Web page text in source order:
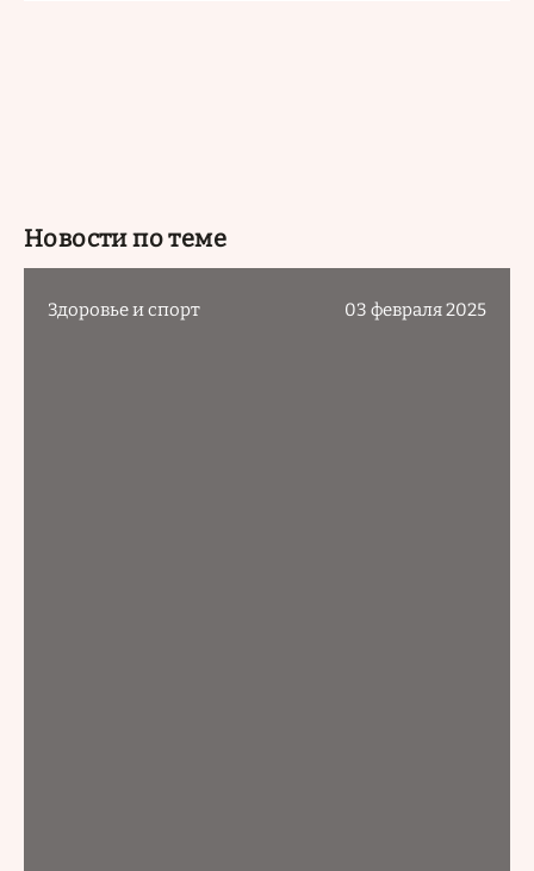
Новости по теме
Здоровье и спорт 03 февраля 2025